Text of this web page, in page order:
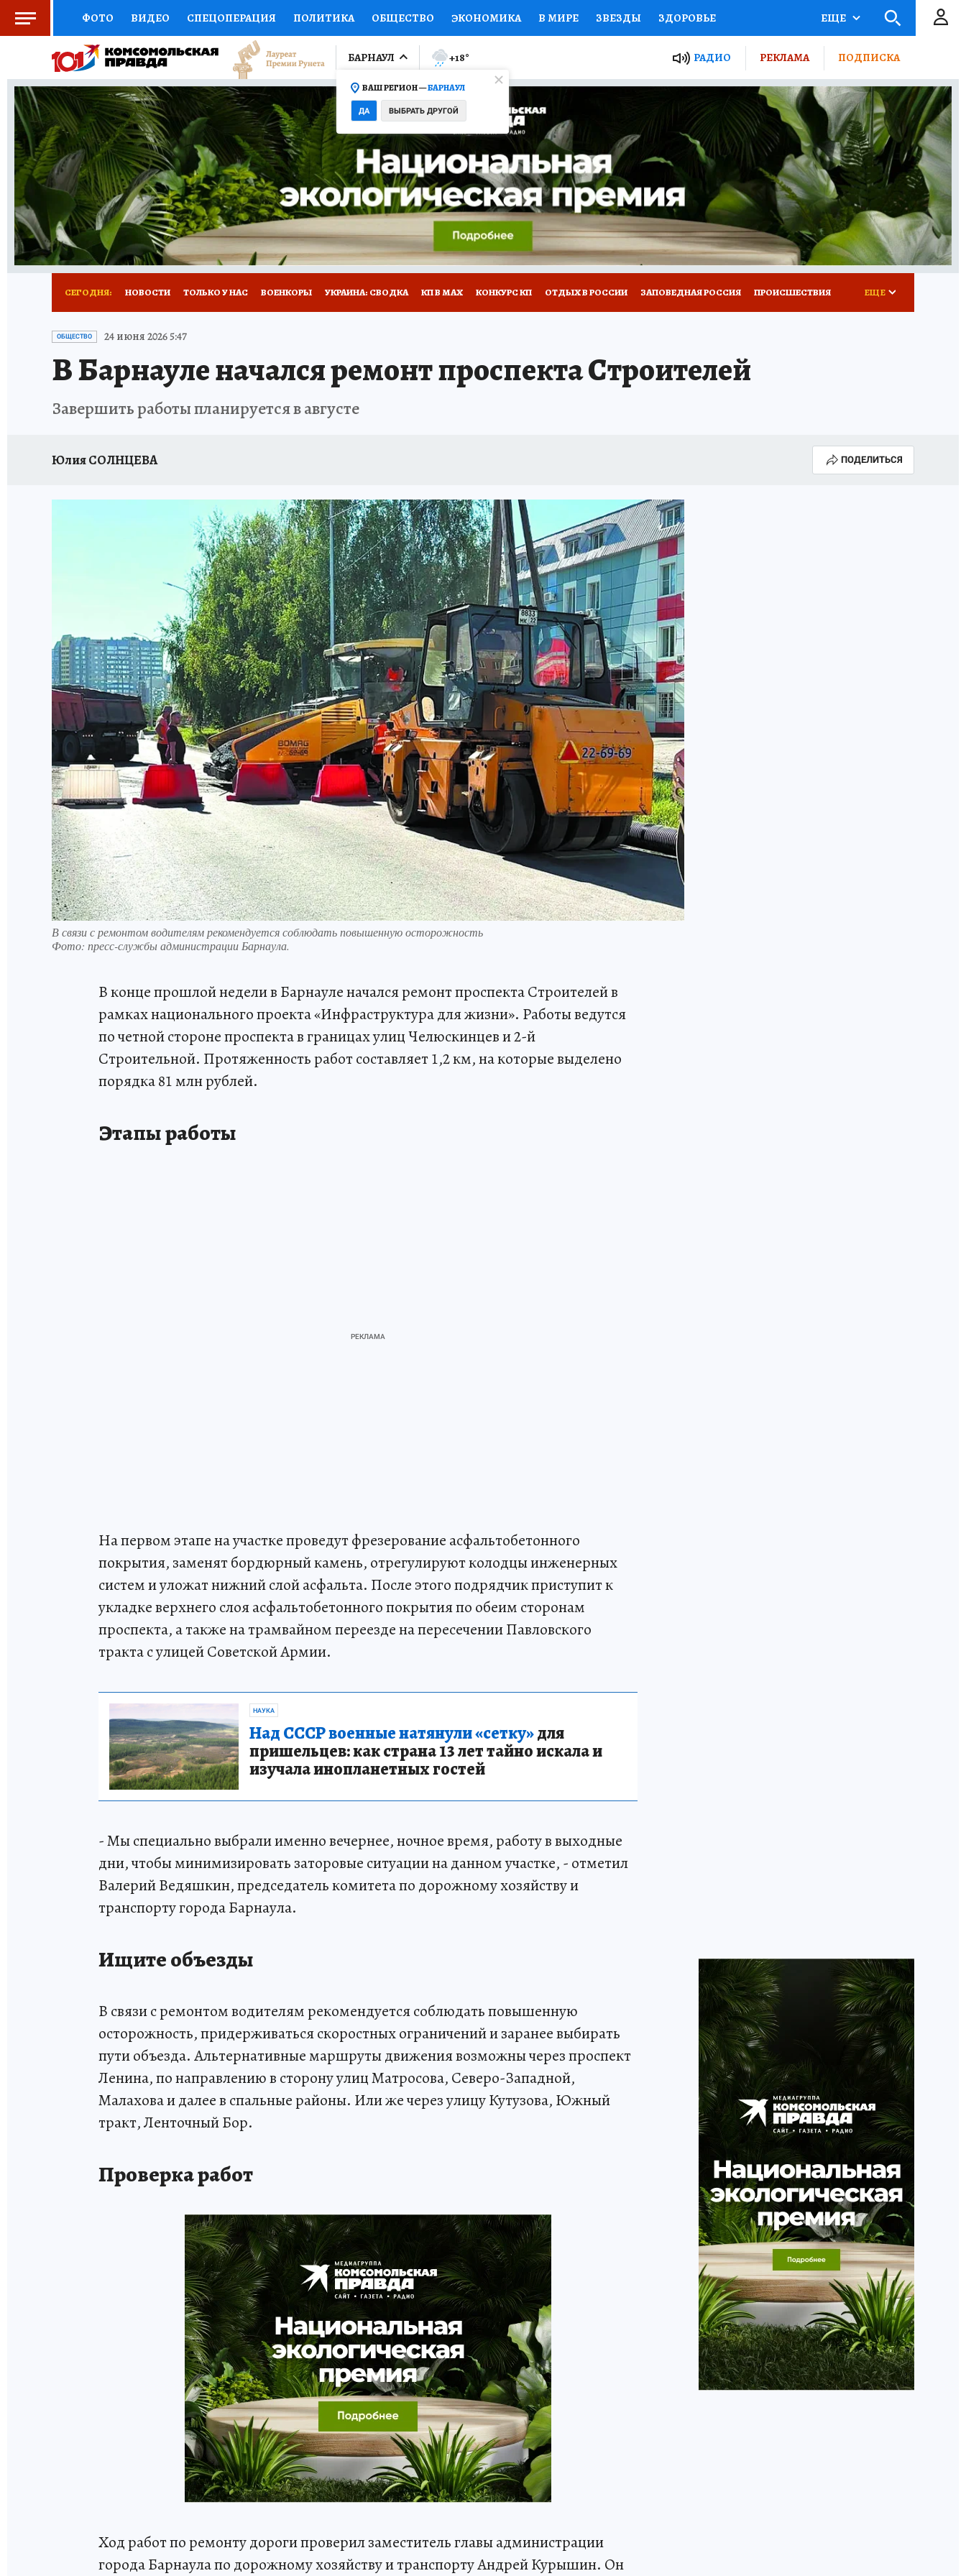
ФОТО ВИДЕО СПЕЦОПЕРАЦИЯ ПОЛИТИКА ОБЩЕСТВО ЭКОНОМИКА В МИРЕ ЗВЕЗДЫ ЗДОРОВЬЕ
СОЦПОДДЕРЖКА НАУКА СПОРТ КОЛУМНИСТЫ ПРОИСШЕСТВИЯ НАЦИОНАЛЬНЫЕ ПРОЕКТЫ РОССИИ
ВЫБОР ЭКСПЕРТОВ ДОКТОР ФИНАНСЫ ОТКРЫВАЕМ МИР Я ЗНАЮ СЕМЬЯ ЖЕНСКИЕ СЕКРЕТЫ ПУТЕВОДИТЕЛЬ
КНИЖНАЯ ПОЛКА ПРОГНОЗЫ НА СПОРТ ПРОМОКОДЫ СЕРИАЛЫ СПЕЦПРОЕКТЫ ДЕФИЦИТ ЖЕЛЕЗА ТУРИЗМ
ПРЕСС-ЦЕНТР НЕДВИЖИМОСТЬ ТЕЛЕВИЗОР КОЛЛЕКЦИИ КОНКУРСЫ РАБОТА У НАС ГИД ПОТРЕБИТЕЛЯ ВСЕ О КП
РАДИО КП РЕКЛАМА ТЕСТЫ НОВОЕ НА САЙТЕ
ЕЩЕ
БАРНАУЛ
ВАШ РЕГИОН —БАРНАУЛ
ДА ВЫБРАТЬ ДРУГОЙ
+18° РАДИО РЕКЛАМА ПОДПИСКА
СЕГОДНЯ: НОВОСТИ ТОЛЬКО У НАС ВОЕНКОРЫ УКРАИНА: СВОДКА КП В МАХ КОНКУРС КП ОТДЫХ В РОССИИ ЗАПОВЕДНАЯ РОССИЯ ПРОИСШЕСТВИЯ
АФИША ИСПЫТАНО НА СЕБЕ
ЕЩЕ
ОБЩЕСТВО 24 июня 2026 5:47
В Барнауле начался ремонт проспекта Строителей
Завершить работы планируется в августе
Юлия СОЛНЦЕВА ПОДЕЛИТЬСЯ
В связи с ремонтом водителям рекомендуется соблюдать повышенную осторожность
Фото: пресс-службы администрации Барнаула.
В конце прошлой недели в Барнауле начался ремонт проспекта Строителей в
рамках национального проекта «Инфраструктура для жизни». Работы ведутся
по четной стороне проспекта в границах улиц Челюскинцев и 2-й
Строительной. Протяженность работ составляет 1,2 км, на которые выделено
порядка 81 млн рублей.
Этапы работы
На первом этапе на участке проведут фрезерование асфальтобетонного
покрытия, заменят бордюрный камень, отрегулируют колодцы инженерных
систем и уложат нижний слой асфальта. После этого подрядчик приступит к
укладке верхнего слоя асфальтобетонного покрытия по обеим сторонам
проспекта, а также на трамвайном переезде на пересечении Павловского
тракта с улицей Советской Армии.
НАУКА
Над СССР военные натянули «сетку»для
пришельцев: как страна 13 лет тайно искала и
изучала инопланетных гостей
- Мы специально выбрали именно вечернее, ночное время, работу в выходные
дни, чтобы минимизировать заторовые ситуации на данном участке, - отметил
Валерий Ведяшкин, председатель комитета по дорожному хозяйству и
транспорту города Барнаула.
Ищите объезды
В связи с ремонтом водителям рекомендуется соблюдать повышенную
осторожность, придерживаться скоростных ограничений и заранее выбирать
пути объезда. Альтернативные маршруты движения возможны через проспект
Ленина, по направлению в сторону улиц Матросова, Северо-Западной,
Малахова и далее в спальные районы. Или же через улицу Кутузова, Южный
тракт, Ленточный Бор.
Проверка работ
Ход работ по ремонту дороги проверил заместитель главы администрации
города Барнаула по дорожному хозяйству и транспорту Андрей Курышин. Он